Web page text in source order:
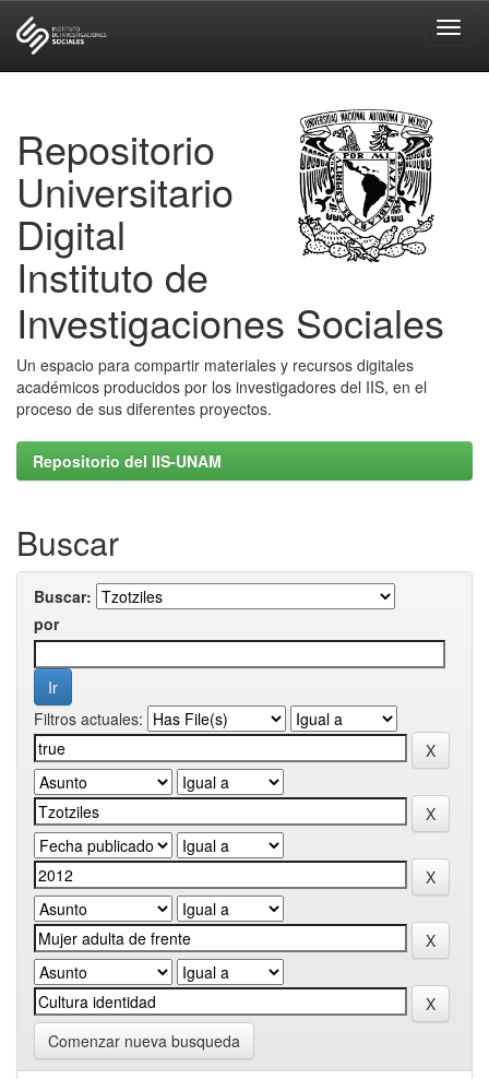
Repositorio
Universitario
Digital
Instituto de
Investigaciones Sociales
Un espacio para compartir materiales y recursos digitales
académicos producidos por los investigadores del IIS, en el
proceso de sus diferentes proyectos.
Repositorio del IIS-UNAM
Buscar
Buscar:
por
Filtros actuales:
Comenzar nueva busqueda